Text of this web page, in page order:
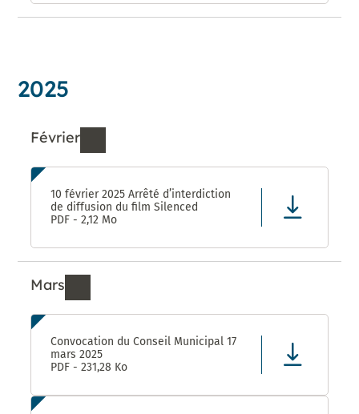
2025
Février
Ressources de Février 2025
10 février 2025 Arrêté d’interdiction
de diffusion du film Silenced
PDF - 2,12 Mo
Mars
Ressources de Mars 2025
Convocation du Conseil Municipal 17
mars 2025
PDF - 231,28 Ko